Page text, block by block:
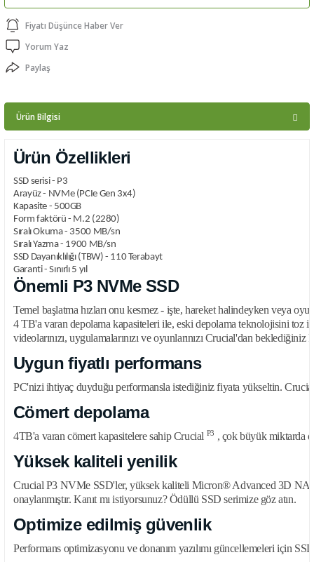
Fiyatı Düşünce Haber Ver
Yorum Yaz
Paylaş
Ürün Bilgisi
Ürün Özellikleri
SSD serisi - P3
Arayüz - NVMe (PCIe Gen 3x4)
Kapasite - 500GB
Form faktörü - M.2 (2280)
Sıralı Okuma - 3500 MB/sn
Sıralı Yazma - 1900 MB/sn
SSD Dayanıklılığı (TBW) - 110 Terabayt
Garanti - Sınırlı 5 yıl
Önemli P3 NVMe SSD
Temel başlatma hızları onu kesmez - işte, hareket halindeyken veya
4 TB'a varan depolama kapasiteleri ile, eski depolama teknolojisini toz
videolarınızı, uygulamalarınızı ve oyunlarınızı Crucial'dan
Uygun fiyatlı performans
PC'nizi ihtiyaç duyduğu performansla istediğiniz fiyata yükseltin.
Cömert depolama
4TB'a varan cömert kapasitelere sahip Crucial P3 , çok büyük miktarda
Yüksek kaliteli yenilik
Crucial P3 NVMe SSD'ler, yüksek kaliteli Micron® Advanced 3D
onaylanmıştır. Kanıt mı istiyorsunuz? Ödüllü SSD serimize göz atın.
Optimize edilmiş güvenlik
Performans optimizasyonu ve donanım yazılımı güncellemeleri için